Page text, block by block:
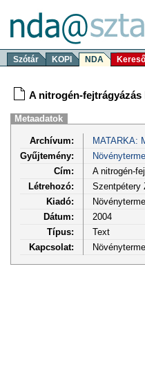
Szótár KOPI NDA Kereső
A nitrogén-fejtrágyázás
Metaadatok
Archívum:
MATARKA:
Gyűjtemény:
Cím:
A nitrogén-
Létrehozó:
Szentpétery
Kiadó:
Dátum:
2004
Típus:
Text
Kapcsolat: